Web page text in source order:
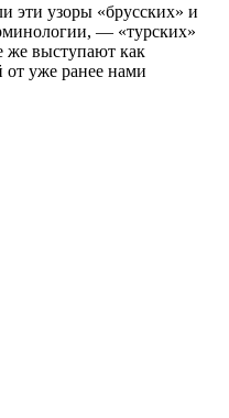
эти узоры «брусских» и
— «турских»
же выступают как
уже ранее нами